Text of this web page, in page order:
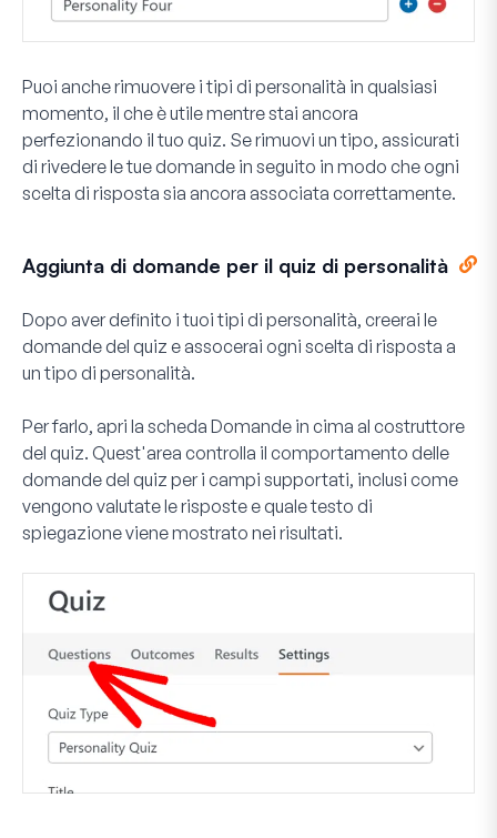
Puoi anche rimuovere i tipi di personalità in qualsiasi
momento, il che è utile mentre stai ancora
perfezionando il tuo quiz. Se rimuovi un tipo, assicurati
di rivedere le tue domande in seguito in modo che ogni
scelta di risposta sia ancora associata correttamente.
Aggiunta di domande per il quiz di personalità
Dopo aver definito i tuoi tipi di personalità, creerai le
domande del quiz e assocerai ogni scelta di risposta a
un tipo di personalità.
Per farlo, apri la scheda Domande in cima al costruttore
del quiz. Quest'area controlla il comportamento delle
domande del quiz per i campi supportati, inclusi come
vengono valutate le risposte e quale testo di
spiegazione viene mostrato nei risultati.